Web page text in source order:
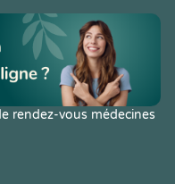
rendez-vous médecines